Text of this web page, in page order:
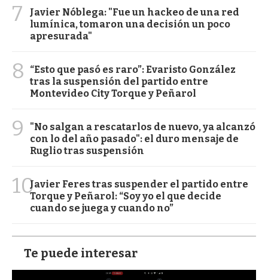
7
Javier Nóblega: "Fue un hackeo de una red
lumínica, tomaron una decisión un poco
apresurada"
8
“Esto que pasó es raro”: Evaristo González
tras la suspensión del partido entre
Montevideo City Torque y Peñarol
9
"No salgan a rescatarlos de nuevo, ya alcanzó
con lo del año pasado": el duro mensaje de
Ruglio tras suspensión
10Javier Feres tras suspender el partido entre
Torque y Peñarol: “Soy yo el que decide
cuando se juega y cuando no”
Te puede interesar